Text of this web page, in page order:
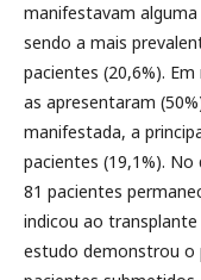
manifestavam
sendo a mais
pacientes (20,6%).
as apresentaram
manifestada, a
pacientes (19,1%).
81 pacientes
indicou ao transplante
estudo demonstrou o